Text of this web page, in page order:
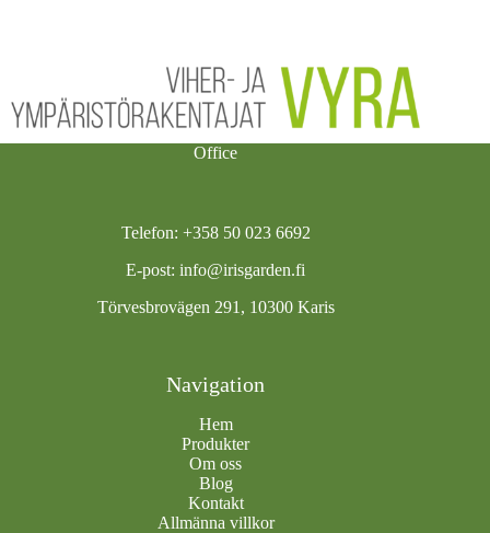
Office
Telefon: +358 50 023 6692
E-post:info@irisgarden.fi
Törvesbrovägen 291, 10300 Karis
Navigation
Hem
Produkter
Om oss
Blog
Kontakt
Allmänna villkor